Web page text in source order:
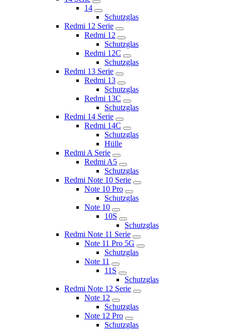
14
Schutzglas
Redmi 12 Serie
Redmi 12
Schutzglas
Redmi 12C
Schutzglas
Redmi 13 Serie
Redmi 13
Schutzglas
Redmi 13C
Schutzglas
Redmi 14 Serie
Redmi 14C
Schutzglas
Hülle
Redmi A Serie
Redmi A5
Schutzglas
Redmi Note 10 Serie
Note 10 Pro
Schutzglas
Note 10
10S
Schutzglas
Redmi Note 11 Serie
Note 11 Pro 5G
Schutzglas
Note 11
11S
Schutzglas
Redmi Note 12 Serie
Note 12
Schutzglas
Note 12 Pro
Schutzglas